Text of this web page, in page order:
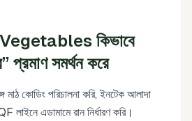
কিভাবে
প্রমাণ সমর্থন করে
মাঠ কোডিং পরিচালনা করি, ইনটেক আলাদা
লাইনে এডামামে রান নির্ধারণ করি।